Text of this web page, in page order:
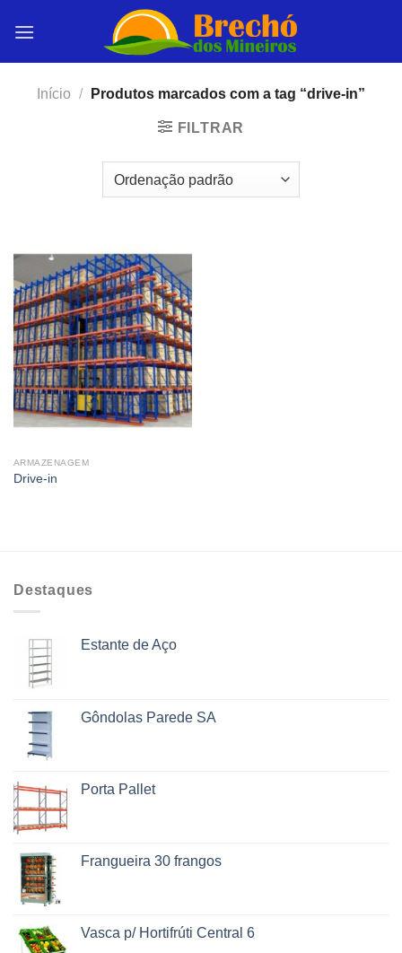
Início / Produtos marcados com a tag “drive-in”
FILTRAR
ARMAZENAGEM
Drive-in
Destaques
Estante de Aço
Gôndolas Parede SA
Porta Pallet
Frangueira 30 frangos
Vasca p/ Hortifrúti Central 6